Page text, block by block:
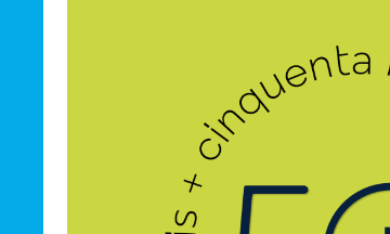
A contratação de profissionais
tabu tanto nas empresas de
quanto no departamento
Mas isso tem mudado muito ao
pirâmide etária do Brasil está
precisam de